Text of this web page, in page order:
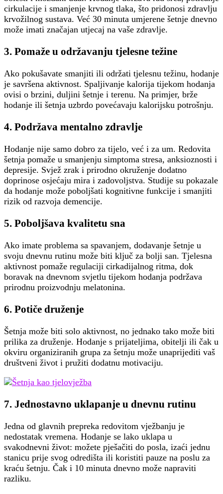
cirkulacije i smanjenje krvnog tlaka, što pridonosi zdravlju
krvožilnog sustava. Već 30 minuta umjerene šetnje dnevno
može imati značajan utjecaj na vaše zdravlje.
3. Pomaže u održavanju tjelesne težine
Ako pokušavate smanjiti ili održati tjelesnu težinu, hodanje
je savršena aktivnost. Spaljivanje kalorija tijekom hodanja
ovisi o brzini, duljini šetnje i terenu. Na primjer, brže
hodanje ili šetnja uzbrdo povećavaju kalorijsku potrošnju.
4. Podržava mentalno zdravlje
Hodanje nije samo dobro za tijelo, već i za um. Redovita
šetnja pomaže u smanjenju simptoma stresa, anksioznosti i
depresije. Svjež zrak i prirodno okruženje dodatno
doprinose osjećaju mira i zadovoljstva. Studije su pokazale
da hodanje može poboljšati kognitivne funkcije i smanjiti
rizik od razvoja demencije.
5. Poboljšava kvalitetu sna
Ako imate problema sa spavanjem, dodavanje šetnje u
svoju dnevnu rutinu može biti ključ za bolji san. Tjelesna
aktivnost pomaže regulaciji cirkadijalnog ritma, dok
boravak na dnevnom svjetlu tijekom hodanja podržava
prirodnu proizvodnju melatonina.
6. Potiče druženje
Šetnja može biti solo aktivnost, no jednako tako može biti
prilika za druženje. Hodanje s prijateljima, obitelji ili čak u
okviru organiziranih grupa za šetnju može unaprijediti vaš
društveni život i pružiti dodatnu motivaciju.
7. Jednostavno uklapanje u dnevnu rutinu
Jedna od glavnih prepreka redovitom vježbanju je
nedostatak vremena. Hodanje se lako uklapa u
svakodnevni život: možete pješačiti do posla, izaći jednu
stanicu prije svog odredišta ili koristiti pauze na poslu za
kraću šetnju. Čak i 10 minuta dnevno može napraviti
razliku.